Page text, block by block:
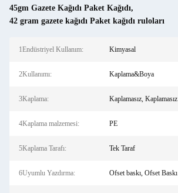
45gm Gazete Kağıdı Paket Kağıdı,
42 gram gazete kağıdı Paket kağıdı ruloları
1Endüstriyel Kullanım: Kimyasal
2Kullanımı: Kaplama&Boya
3Kaplama: Kaplamasız, Kaplamasız
4Kaplama malzemesi: PE
5Kaplama Tarafı: Tek Taraf
6Uyumlu Yazdırma: Ofset baskı, Ofset Baskı